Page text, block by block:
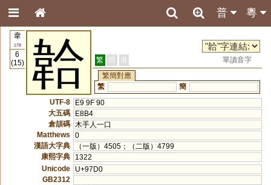
粵
普
韋
178
6
(15)
韐 繁 簡 港
單讀音字
繁簡對應
繁
簡
UTF-8
E9 9F 90
大五碼
E8B4
倉頡碼
木手人一口
Matthews
0
漢語大字典
（一版）4505；（二版）4799
康熙字典
1322
Unicode
U+97D0
GB2312